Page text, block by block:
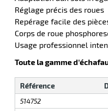
Réglage précis des roues
Repérage facile des
Corps de roue
Usage professionnel
Toute la gamme
Référence
514752